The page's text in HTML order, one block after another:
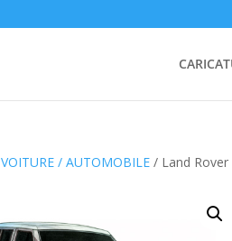
VOITURE / AUTOMOBILE/ Land Rover